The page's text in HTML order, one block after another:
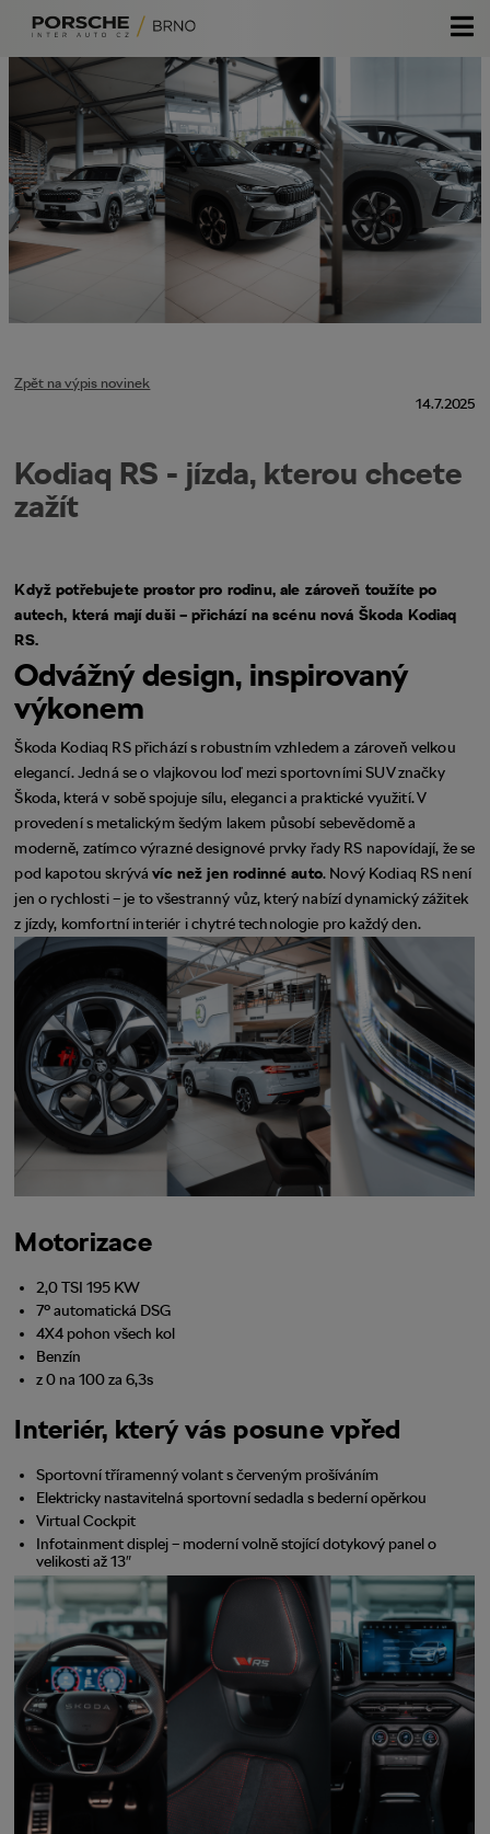
Volkswagen
Audi
Škoda
Volkswagen užitkové
Porsche
DasWelt Auto
Škoda Plus
Porsche Approved
Komisní prodej
Servisní služby
Specialista oprav po nehodách
Originální příslušenství
O nás
GDPR
Zpět na výpis novinek
14.7.2025
Kodiaq RS - jízda, kterou chcete
zažít
Když potřebujete prostor pro rodinu, ale zároveň toužíte po
autech, která mají duši – přichází na scénu nová Škoda Kodiaq
RS.
Odvážný design, inspirovaný
výkonem
Škoda Kodiaq RS přichází s robustním vzhledem a zároveň velkou
elegancí. Jedná se o vlajkovou loď mezi sportovními SUV značky
Škoda, která v sobě spojuje sílu, eleganci a praktické využití. V
provedení s metalickým šedým lakem působí sebevědomě a
moderně, zatímco výrazné designové prvky řady RS napovídají, že se
pod kapotou skrývávíc než jen rodinné auto. Nový Kodiaq RS není
jen o rychlosti – je to všestranný vůz, který nabízí dynamický zážitek
z jízdy, komfortní interiér i chytré technologie pro každý den.
Motorizace
2,0 TSI 195 KW
7° automatická DSG
4X4 pohon všech kol
Benzín
z 0 na 100 za 6,3s
Interiér, který vás posune vpřed
Sportovní tříramenný volant s červeným prošíváním
Elektricky nastavitelná sportovní sedadla s bederní opěrkou
Virtual Cockpit
Infotainment displej – moderní volně stojící dotykový panel o
velikosti až 13″